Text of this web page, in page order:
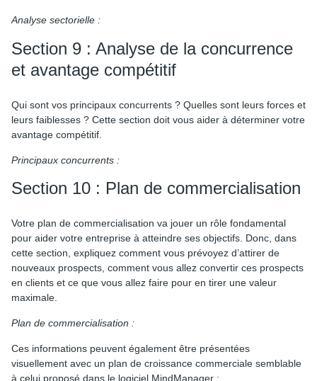
Analyse sectorielle :
Section 9 : Analyse de la concurrence
et avantage compétitif
Qui sont vos principaux concurrents ? Quelles sont leurs forces et
leurs faiblesses ? Cette section doit vous aider à déterminer votre
avantage compétitif.
Principaux concurrents :
Section 10 : Plan de commercialisation
Votre plan de commercialisation va jouer un rôle fondamental
pour aider votre entreprise à atteindre ses objectifs. Donc, dans
cette section, expliquez comment vous prévoyez d’attirer de
nouveaux prospects, comment vous allez convertir ces prospects
en clients et ce que vous allez faire pour en tirer une valeur
maximale.
Plan de commercialisation :
Ces informations peuvent également être présentées
visuellement avec un plan de croissance commerciale semblable
à celui proposé dans le logiciel MindManager :